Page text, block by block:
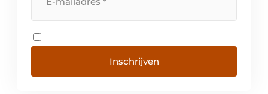
Inschrijven